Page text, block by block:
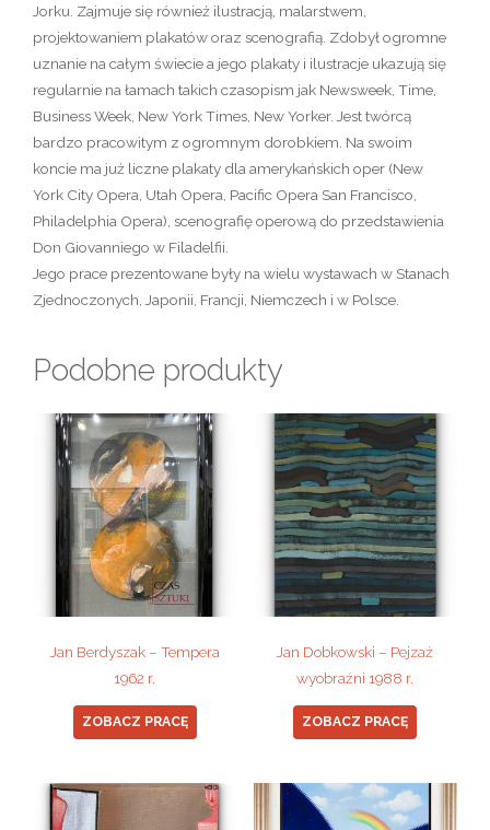
Jorku. Zajmuje się również ilustracją, malarstwem,
projektowaniem plakatów oraz scenografią. Zdobył ogromne
uznanie na całym świecie a jego plakaty i ilustracje ukazują się
regularnie na łamach takich czasopism jak Newsweek, Time,
Business Week, New York Times, New Yorker. Jest twórcą
bardzo pracowitym z ogromnym dorobkiem. Na swoim
koncie ma już liczne plakaty dla amerykańskich oper (New
York City Opera, Utah Opera, Pacific Opera San Francisco,
Philadelphia Opera), scenografię operową do przedstawienia
Don Giovanniego w Filadelfii.
Jego prace prezentowane były na wielu wystawach w Stanach
Zjednoczonych, Japonii, Francji, Niemczech i w Polsce.
Podobne produkty
Jan Berdyszak – Tempera
1962 r.
ZOBACZ PRACĘ
Jan Dobkowski – Pejzaż
wyobraźni 1988 r.
ZOBACZ PRACĘ